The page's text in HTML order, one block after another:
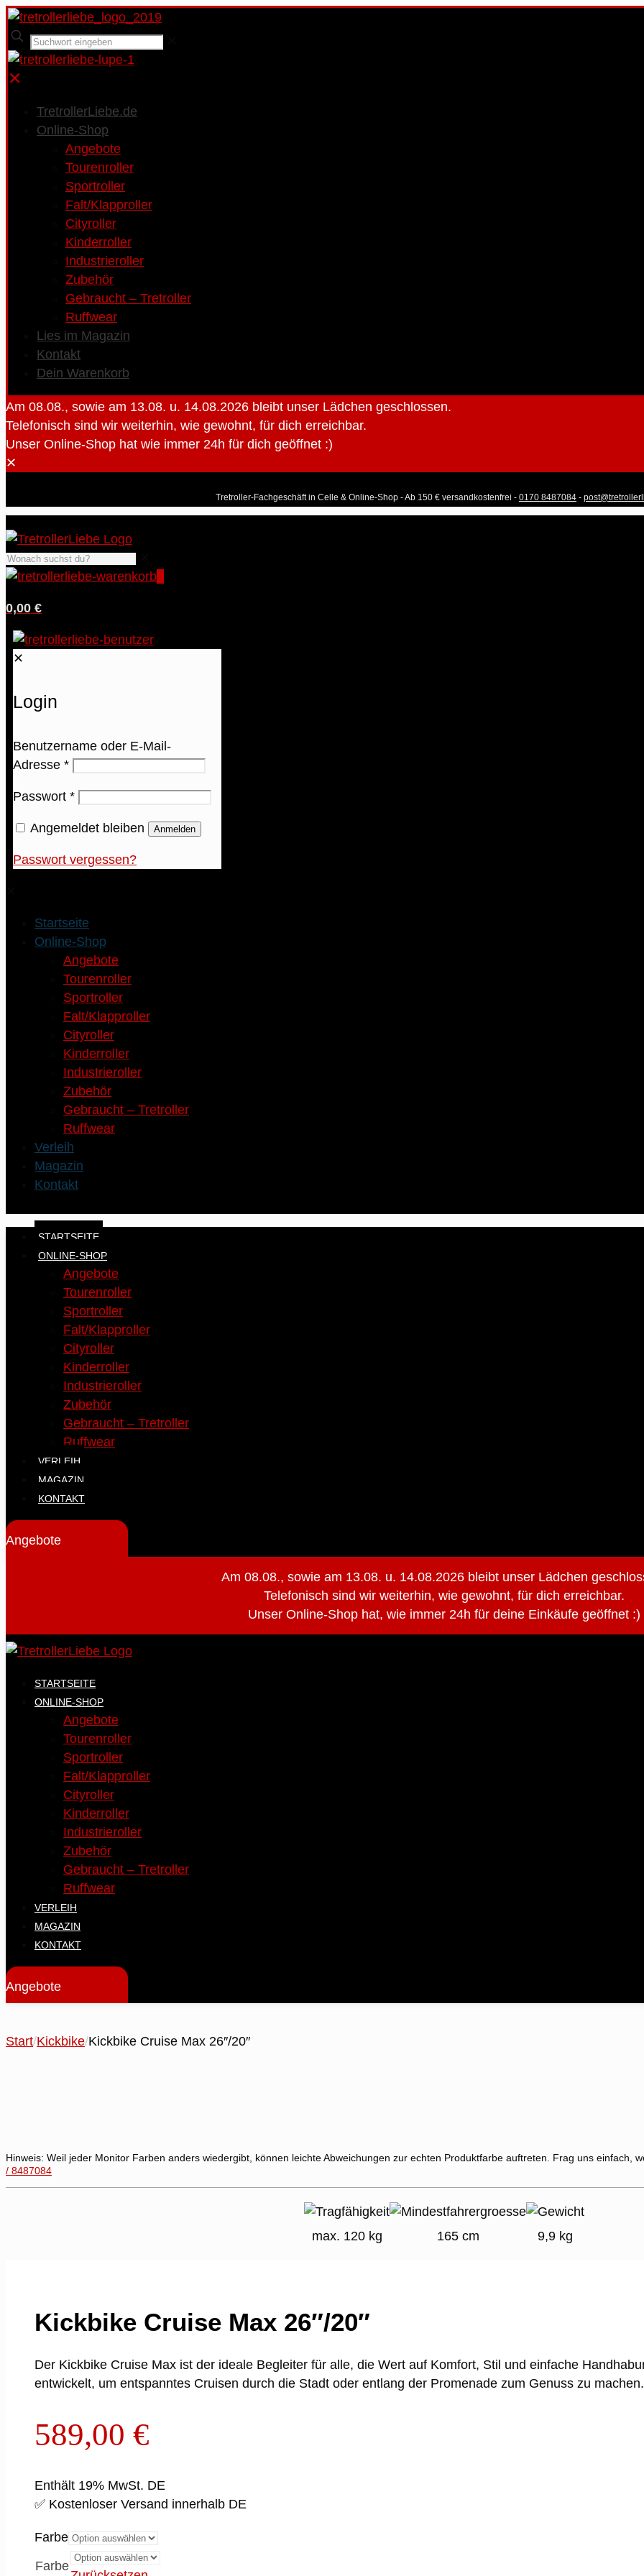
✕
TretrollerLiebe.de
Online-Shop
Angebote
Tourenroller
Sportroller
Falt/Klapproller
Cityroller
Kinderroller
Industrieroller
Zubehör
Gebraucht – Tretroller
Ruffwear
Lies im Magazin
Kontakt
Dein Warenkorb
Am 08.08., sowie am 13.08. u. 14.08.2026 bleibt unser Lädchen geschlossen.
Telefonisch sind wir weiterhin, wie gewohnt, für dich erreichbar.
Unser Online-Shop hat wie immer 24h für dich geöffnet :)
✕
Tretroller-Fachgeschäft in Celle & Online-Shop - Ab 150 € versandkostenfrei - 0170 8487084 -
0,00 €
✕
Login
Benutzername oder E-Mail-
Adresse *
Passwort *
Angemeldet bleiben Anmelden
Passwort vergessen?
Startseite
Online-Shop
Angebote
Tourenroller
Sportroller
Falt/Klapproller
Cityroller
Kinderroller
Industrieroller
Zubehör
Gebraucht – Tretroller
Ruffwear
Verleih
Magazin
Kontakt
STARTSEITE
ONLINE-SHOP
Angebote
Tourenroller
Sportroller
Falt/Klapproller
Cityroller
Kinderroller
Industrieroller
Zubehör
Gebraucht – Tretroller
Ruffwear
VERLEIH
MAGAZIN
KONTAKT
Angebote
Am 08.08., sowie am 13.08. u. 14.08.2026 bleibt unser Lädchen
Telefonisch sind wir weiterhin, wie gewohnt, für dich erreichbar.
Unser Online-Shop hat, wie immer 24h für deine Einkäufe geöffnet :)
STARTSEITE
ONLINE-SHOP
Angebote
Tourenroller
Sportroller
Falt/Klapproller
Cityroller
Kinderroller
Industrieroller
Zubehör
Gebraucht – Tretroller
Ruffwear
VERLEIH
MAGAZIN
KONTAKT
Angebote
Start/Kickbike/Kickbike Cruise Max 26″/20″
Hinweis: Weil jeder Monitor Farben anders wiedergibt, können leichte Abweichungen zur echten Produktfarbe auftreten. Frag uns einfach,
/ 8487084
max. 120 kg 165 cm 9,9 kg
Kickbike Cruise Max 26″/20″
Der Kickbike Cruise Max ist der ideale Begleiter für alle, die Wert auf Komfort, Stil und einfache
entwickelt, um entspanntes Cruisen durch die Stadt oder entlang der Promenade zum Genuss zu machen.
589,00 €
Enthält 19% MwSt. DE
✅ Kostenloser Versand innerhalb DE
Farbe
Farbe